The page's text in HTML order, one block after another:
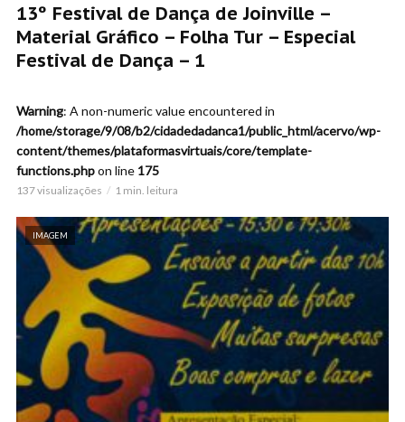
13º Festival de Dança de Joinville –
Material Gráfico – Folha Tur – Especial
Festival de Dança – 1
Warning: A non-numeric value encountered in
/home/storage/9/08/b2/cidadedadanca1/public_html/acervo/wp-
content/themes/plataformasvirtuais/core/template-
functions.phpon line 175
137 visualizações 1 min. leitura
IMAGEM